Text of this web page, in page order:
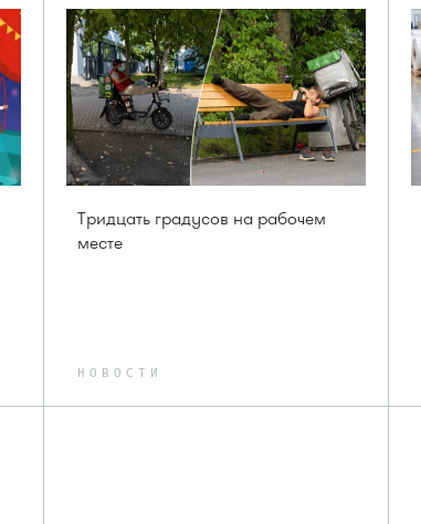
Тридцать градусов на рабочем
месте
НОВОСТИ